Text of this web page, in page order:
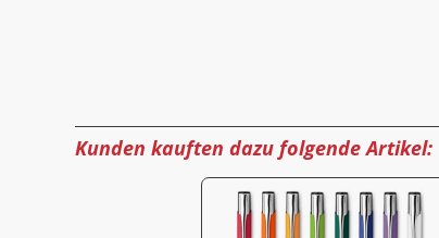
Kunden kauften dazu folgende Artikel: